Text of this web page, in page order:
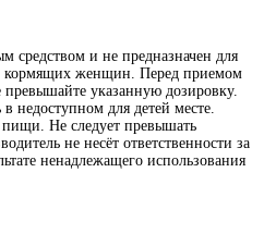
средством и не предназначен для
кормящих женщин. Перед приемом
превышайте указанную дозировку.
недоступном для детей месте.
пищи. Не следует превышать
не несёт ответственности за
ненадлежащего использования